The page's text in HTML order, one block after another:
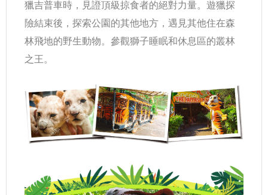
獵吉普車時，見證頂級掠食者的絕對力量。遊獵探
險結束後，探索公園的其他地方，遇見其他住在森
林飛地的野生動物。參觀獅子睡眠和休息區的叢林
之王。